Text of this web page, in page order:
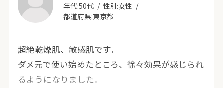
年代:50代 性別:女性
都道府県:東京都
超絶乾燥肌、敏感肌です。
ダメ元で使い始めたところ、徐々効果が感じられ
るようになりました。